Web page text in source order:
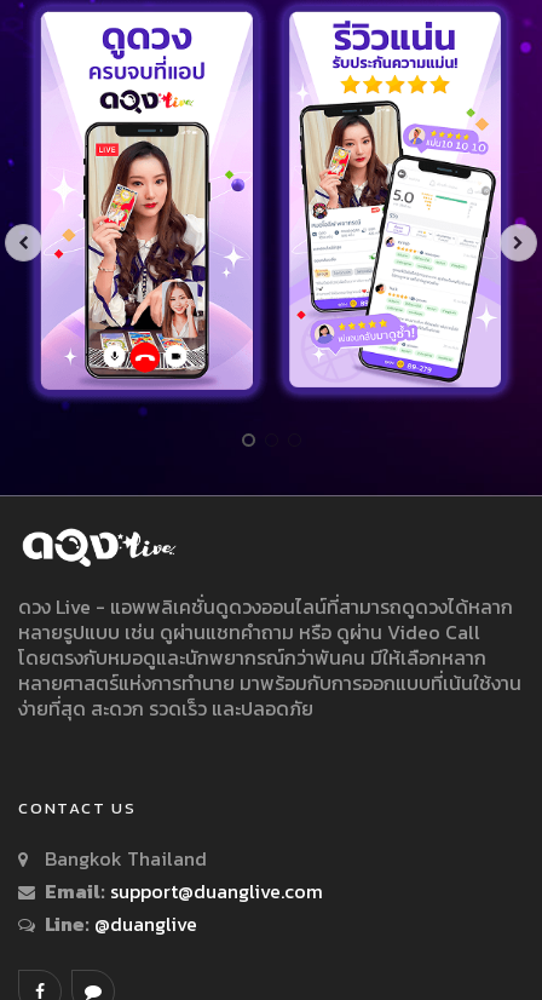
ดวง Live - แอพพลิเคชั่นดูดวงออนไลน์ที่สามารถดูดวงได้หลาก
หลายรูปแบบ เช่น ดูผ่านแชทคำถาม หรือ ดูผ่าน Video Call
โดยตรงกับหมอดูและนักพยากรณ์กว่าพันคน มีให้เลือกหลาก
หลายศาสตร์แห่งการทำนาย มาพร้อมกับการออกแบบที่เน้นใช้งาน
ง่ายที่สุด สะดวก รวดเร็ว และปลอดภัย
CONTACT US
Bangkok Thailand
Email: support@duanglive.com
Line: @duanglive